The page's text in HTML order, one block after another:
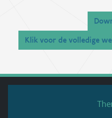
Klik voor de volledige